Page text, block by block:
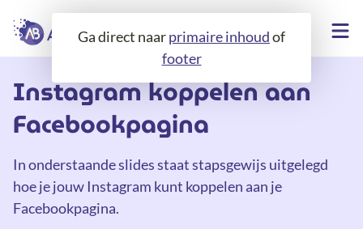
Ga direct naarprimaire inhoudof
footer
Instagram koppelen aan
Facebookpagina
In onderstaande slides staat stapsgewijs uitgelegd
hoe je jouw Instagram kunt koppelen aan je
Facebookpagina.